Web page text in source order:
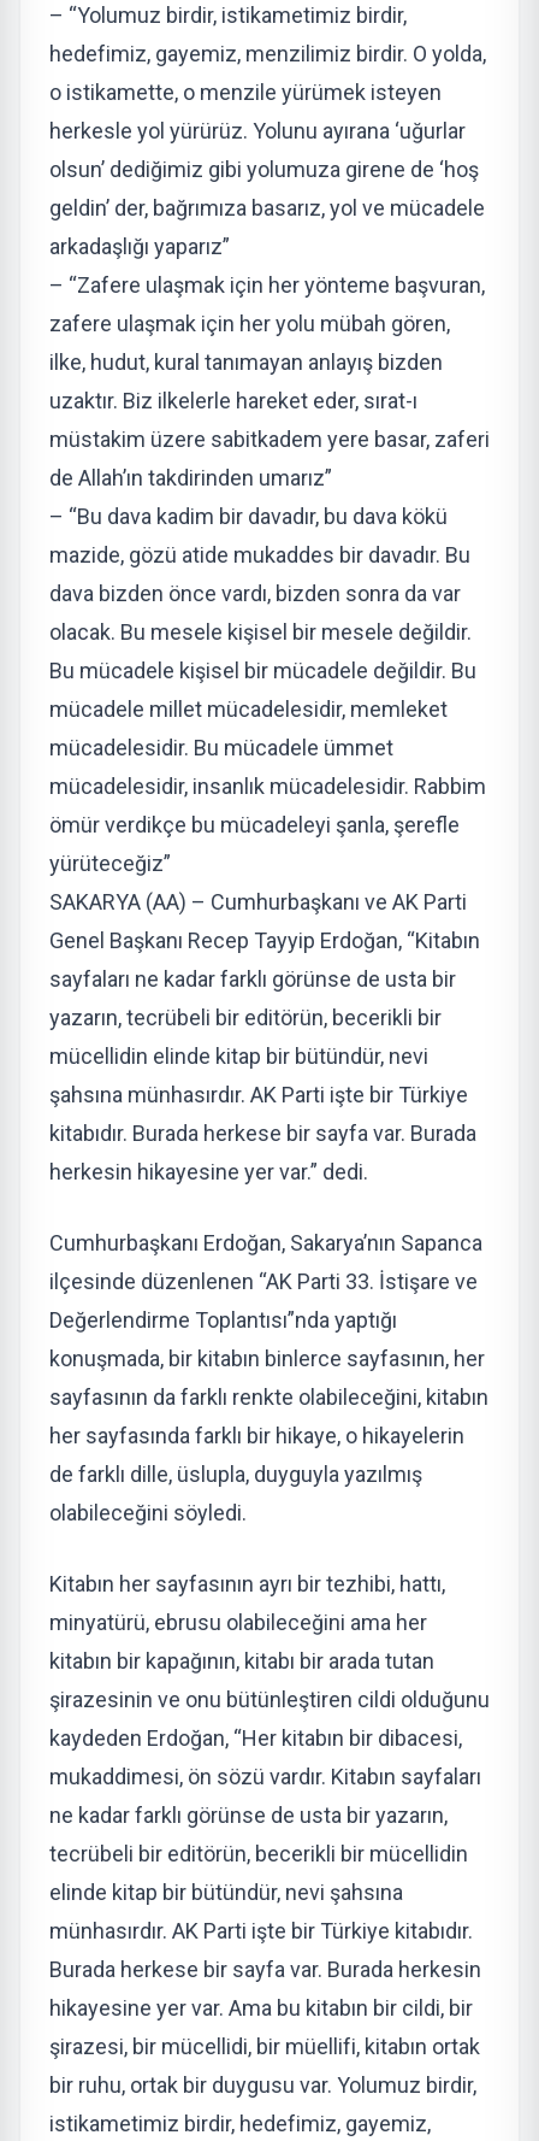
– “Yolumuz birdir, istikametimiz birdir,
hedefimiz, gayemiz, menzilimiz birdir. O yolda,
o istikamette, o menzile yürümek isteyen
herkesle yol yürürüz. Yolunu ayırana ‘uğurlar
olsun’ dediğimiz gibi yolumuza girene de ‘hoş
geldin’ der, bağrımıza basarız, yol ve mücadele
arkadaşlığı yaparız”
– “Zafere ulaşmak için her yönteme başvuran,
zafere ulaşmak için her yolu mübah gören,
ilke, hudut, kural tanımayan anlayış bizden
uzaktır. Biz ilkelerle hareket eder, sırat-ı
müstakim üzere sabitkadem yere basar, zaferi
de Allah’ın takdirinden umarız”
– “Bu dava kadim bir davadır, bu dava kökü
mazide, gözü atide mukaddes bir davadır. Bu
dava bizden önce vardı, bizden sonra da var
olacak. Bu mesele kişisel bir mesele değildir.
Bu mücadele kişisel bir mücadele değildir. Bu
mücadele millet mücadelesidir, memleket
mücadelesidir. Bu mücadele ümmet
mücadelesidir, insanlık mücadelesidir. Rabbim
ömür verdikçe bu mücadeleyi şanla, şerefle
yürüteceğiz”
SAKARYA (AA) – Cumhurbaşkanı ve AK Parti
Genel Başkanı Recep Tayyip Erdoğan, “Kitabın
sayfaları ne kadar farklı görünse de usta bir
yazarın, tecrübeli bir editörün, becerikli bir
mücellidin elinde kitap bir bütündür, nevi
şahsına münhasırdır. AK Parti işte bir Türkiye
kitabıdır. Burada herkese bir sayfa var. Burada
herkesin hikayesine yer var.” dedi.
Cumhurbaşkanı Erdoğan, Sakarya’nın Sapanca
ilçesinde düzenlenen “AK Parti 33. İstişare ve
Değerlendirme Toplantısı”nda yaptığı
konuşmada, bir kitabın binlerce sayfasının, her
sayfasının da farklı renkte olabileceğini, kitabın
her sayfasında farklı bir hikaye, o hikayelerin
de farklı dille, üslupla, duyguyla yazılmış
olabileceğini söyledi.
Kitabın her sayfasının ayrı bir tezhibi, hattı,
minyatürü, ebrusu olabileceğini ama her
kitabın bir kapağının, kitabı bir arada tutan
şirazesinin ve onu bütünleştiren cildi olduğunu
kaydeden Erdoğan, “Her kitabın bir dibacesi,
mukaddimesi, ön sözü vardır. Kitabın sayfaları
ne kadar farklı görünse de usta bir yazarın,
tecrübeli bir editörün, becerikli bir mücellidin
elinde kitap bir bütündür, nevi şahsına
münhasırdır. AK Parti işte bir Türkiye kitabıdır.
Burada herkese bir sayfa var. Burada herkesin
hikayesine yer var. Ama bu kitabın bir cildi, bir
şirazesi, bir mücellidi, bir müellifi, kitabın ortak
bir ruhu, ortak bir duygusu var. Yolumuz birdir,
istikametimiz birdir, hedefimiz, gayemiz,